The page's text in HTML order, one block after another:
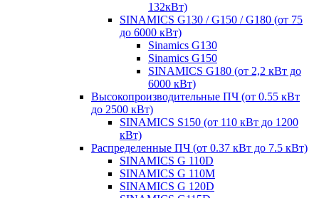
132кВт)
SINAMICS G130 / G150 / G180 (от 75
до 6000 кВт)
Sinamics G130
Sinamics G150
SINAMICS G180 (от 2,2 кВт до
6000 кВт)
Высокопроизводительные ПЧ (от 0.55 кВт
до 2500 кВт)
SINAMICS S150 (от 110 кВт до 1200
кВт)
Распределенные ПЧ (от 0.37 кВт до 7.5 кВт)
SINAMICS G 110D
SINAMICS G 110M
SINAMICS G 120D